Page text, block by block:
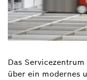
Das
über ein modernes